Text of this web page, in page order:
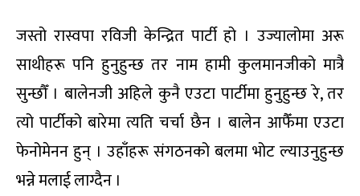
जस्तो रास्वपा रविजी केन्द्रित पार्टी हो । उज्यालोमा अरू
साथीहरू पनि हुनुहुन्छ तर नाम हामी कुलमानजीको मात्रै
सुन्छौँ । बालेनजी अहिले कुनै एउटा पार्टीमा हुनुहुन्छ रे, तर
त्यो पार्टीको बारेमा त्यति चर्चा छैन । बालेन आफैँमा एउटा
फेनोमेनन हुन् । उहाँहरू संगठनको बलमा भोट ल्याउनुहुन्छ
भन्ने मलाई लाग्दैन ।